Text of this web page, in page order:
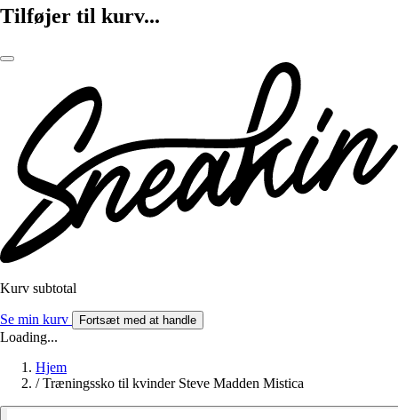
Tilføjer til kurv...
Kurv subtotal
Se min kurv Fortsæt med at handle
Loading...
Hjem
/ Træningssko til kvinder Steve Madden Mistica